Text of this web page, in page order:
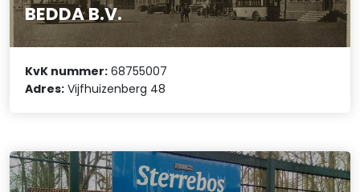
BEDDA B.V.
KvK nummer: 68755007
Adres: Vijfhuizenberg 48